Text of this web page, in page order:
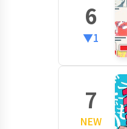
6
▼1
7
NEW